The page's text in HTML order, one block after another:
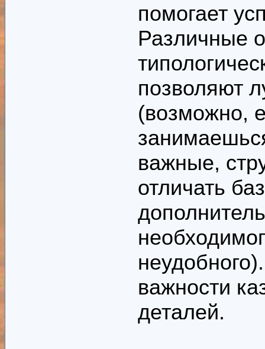
помогает
Различные
позволяют
(возможно,
важные,
отличать
важности
деталей.